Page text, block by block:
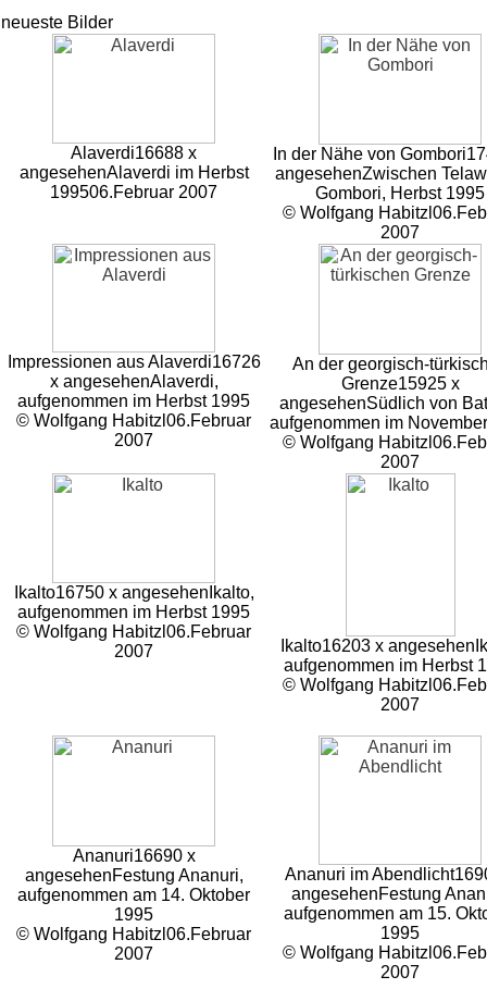
neueste Bilder
Alaverdi16688 x
angesehenAlaverdi im Herbst
199506.Februar 2007
In der Nähe von Gombori
angesehenZwischen
Gombori, Herbst 1995
© Wolfgang Habitzl
2007
Impressionen aus Alaverdi16726
x angesehenAlaverdi,
aufgenommen im Herbst 1995
© Wolfgang Habitzl 06.Februar
2007
An der georgisch-
Grenze15925 x
angesehenSüdlich von
aufgenommen im
© Wolfgang Habitzl
2007
Ikalto16750 x angesehen Ikalto,
aufgenommen im Herbst 1995
© Wolfgang Habitzl 06.Februar
2007
Ikalto16203 x angesehen
aufgenommen im Herbst
© Wolfgang Habitzl
2007
Ananuri16690 x
angesehenFestung Ananuri,
aufgenommen am 14. Oktober
1995
© Wolfgang Habitzl 06.Februar
2007
Ananuri im Abendlicht
angesehenFestung
aufgenommen am 15.
1995
© Wolfgang Habitzl
2007